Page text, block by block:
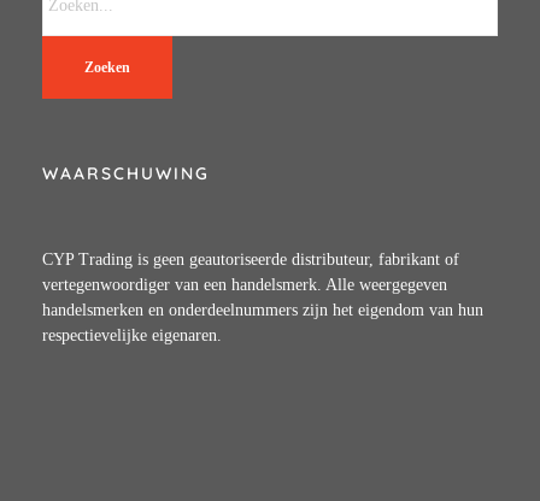
Zoeken
WAARSCHUWING
CYP Trading is geen geautoriseerde distributeur, fabrikant of
vertegenwoordiger van een handelsmerk. Alle weergegeven
handelsmerken en onderdeelnummers zijn het eigendom van hun
respectievelijke eigenaren.